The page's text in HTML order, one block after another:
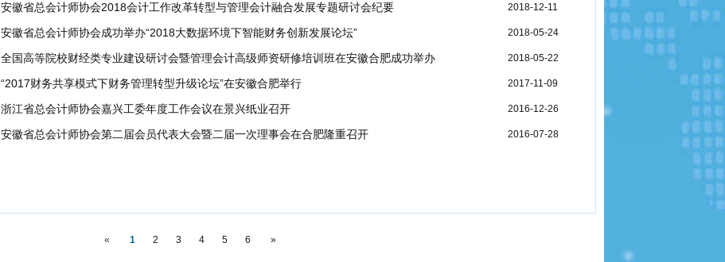
安徽省总会计师协会2018会计工作改革转型与管理会计融合发展专题研讨会纪要 2018-12-11
安徽省总会计师协会成功举办“2018大数据环境下智能财务创新发展论坛” 2018-05-24
全国高等院校财经类专业建设研讨会暨管理会计高级师资研修培训班在安徽合肥成功举办 2018-05-22
“2017财务共享模式下财务管理转型升级论坛”在安徽合肥举行 2017-11-09
浙江省总会计师协会嘉兴工委年度工作会议在景兴纸业召开 2016-12-26
安徽省总会计师协会第二届会员代表大会暨二届一次理事会在合肥隆重召开 2016-07-28
« 1 2 3 4 5 6 »